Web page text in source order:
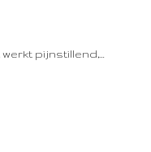
pijnstillend,…